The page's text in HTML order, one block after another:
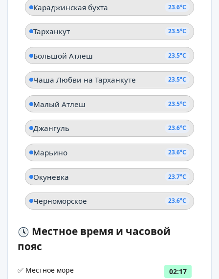
Караджинская бухта 23.6°C
Тарханкут 23.5°C
Большой Атлеш 23.5°C
Чаша Любви на Тарханкуте 23.5°C
Малый Атлеш 23.5°C
Джангуль 23.6°C
Марьино 23.6°C
Окуневка 23.7°C
Черноморское 23.6°C
Местное время и часовой
пояс
✅ Местное море
02:17